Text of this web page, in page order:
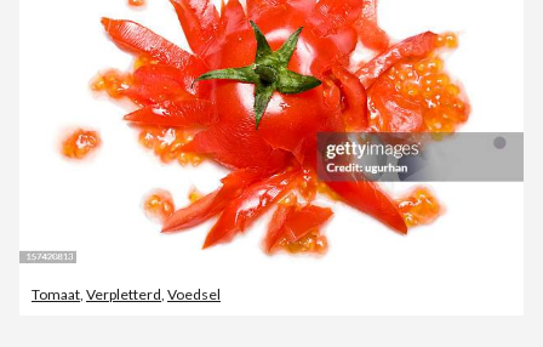
Tomaat, Verpletterd, Voedsel